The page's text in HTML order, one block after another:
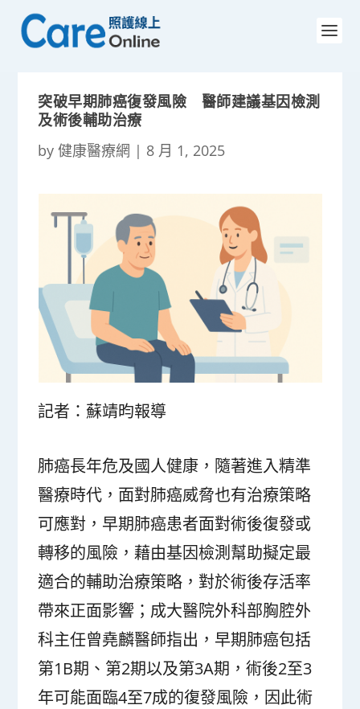
突破早期肺癌復發風險 醫師建議基因檢測
及術後輔助治療
by健康醫療網 | 8 月 1, 2025
記者：蘇靖昀報導
肺癌長年危及國人健康，隨著進入精準
醫療時代，面對肺癌威脅也有治療策略
可應對，早期肺癌患者面對術後復發或
轉移的風險，藉由基因檢測幫助擬定最
適合的輔助治療策略，對於術後存活率
帶來正面影響；成大醫院外科部胸腔外
科主任曾堯麟醫師指出，早期肺癌包括
第1B期、第2期以及第3A期，術後2至3
年可能面臨4至7成的復發風險，因此術